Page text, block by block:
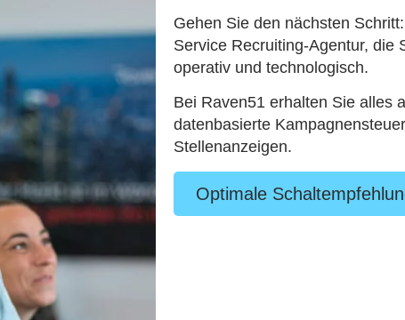
Gehen Sie den nächsten
Service Recruiting-Agentur, die
operativ und technologisch.
Bei Raven51 erhalten Sie alles
datenbasierte
Stellenanzeigen.
Optimale